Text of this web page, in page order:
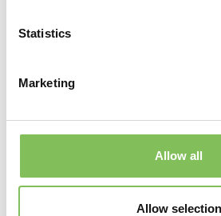
Statistics
Marketing
Allow all
Allow selection
Sinds vrijdag 8 december gingen in
KNMI adviseerde om niet onnodig de
was voor veel gladheidsbestrijders